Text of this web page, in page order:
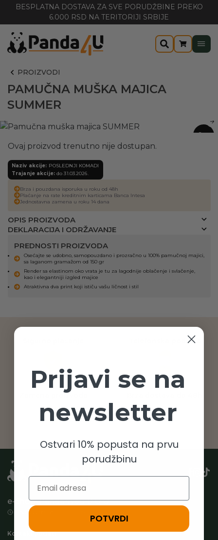
BESPLATNA DOSTAVA ZA SVE PORUDŽBINE PREKO
6.000 RSD NA TERITORIJI SRBIJE
PROIZVODI
PAMUČNA MUŠKA MAJICA
SUMMER
-20%
Ovaj proizvod trenutno nije dostupan.
Naziv akcije: POSLEDNJI KOMADI
Trajanje akcije:do 31.03.2026.
Brza i pouzdana isporuka u roku od 48h
Plaćanje na rate kreditnim karticama Banca Intesa
Jednostavna zamena u roku 14 dana
OPIS PROIZVODA
DEKLARACIJA I ODRŽAVANJE
PREDNOSTI PROIZVODA
Osećajte se udobno, samopouzdano i prozračno u 100% pamučnoj majici,
sa laganom gramažom od 150 gr
Render sa elastinom oko vrata je tu za lagodnije oblačenje i svlačenje,
kao i elegantniji izgled majice
Atraktivna dva print koji ističu vašu ličnost i stil
Telefonska podrška
Zamena proizvoda
e-Shop: Panda4you D.O.O.
Radno vreme: 07:00 – 15:00h (Pon-Pet)
Kontakt podaci:
Prijavi se na
newsletter
Ostvari 10% popusta na prvu
porudžbinu
Email
POTVRDI